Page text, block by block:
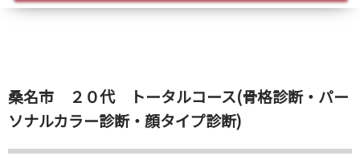
桑名市 ２０代 トータルコース(骨格診断・パー
ソナルカラー診断・顔タイプ診断)